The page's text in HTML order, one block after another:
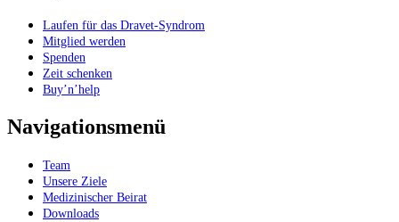
Laufen für das Dravet-Syndrom
Mitglied werden
Spenden
Zeit schenken
Buy’n’help
Navigationsmenü
Team
Unsere Ziele
Medizinischer Beirat
Downloads